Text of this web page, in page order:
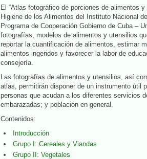
El “Atlas fotográfico de porciones de alimentos
Higiene de los Alimentos del Instituto Nacional
Programa de Cooperación Gobierno de Cuba –
fotografías, modelos de alimentos y utensilios
reportar la cuantificación de alimentos, estimar
alimentos ingeridos y favorecer la labor de
consejería.
Las fotografías de alimentos y utensilios, así
atlas, permitirán disponer de un instrumento útil
personas que acudan a los diferentes servicios
embarazadas; y población en general.
Contenidos:
Introducción
Grupo I: Cereales y Viandas
Grupo II: Vegetales